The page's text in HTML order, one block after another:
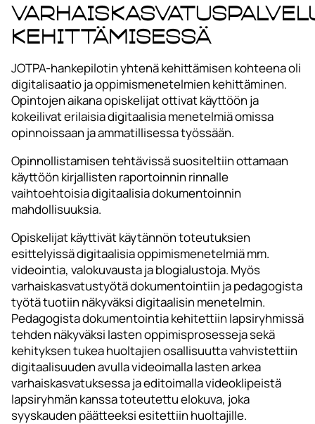
kehittämisessä
JOTPA-hankepilotin yhtenä kehittämisen kohteena oli
digitalisaatio ja oppimismenetelmien kehittäminen.
Opintojen aikana opiskelijat ottivat käyttöön ja
kokeilivat erilaisia digitaalisia menetelmiä omissa
opinnoissaan ja ammatillisessa työssään.
Opinnollistamisen tehtävissä suositeltiin ottamaan
käyttöön kirjallisten raportoinnin rinnalle
vaihtoehtoisia digitaalisia dokumentoinnin
mahdollisuuksia.
Opiskelijat käyttivät käytännön toteutuksien
esittelyissä digitaalisia oppimismenetelmiä mm.
videointia, valokuvausta ja blogialustoja. Myös
varhaiskasvatustyötä dokumentointiin ja pedagogista
työtä tuotiin näkyväksi digitaalisin menetelmin.
Pedagogista dokumentointia kehitettiin lapsiryhmissä
tehden näkyväksi lasten oppimisprosesseja sekä
kehityksen tukea huoltajien osallisuutta vahvistettiin
digitaalisuuden avulla videoimalla lasten arkea
varhaiskasvatuksessa ja editoimalla videoklipeistä
lapsiryhmän kanssa toteutettu elokuva, joka
syyskauden päätteeksi esitettiin huoltajille.